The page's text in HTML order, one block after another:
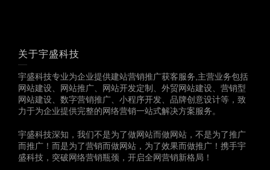
关于宇盛科技
宇盛科技专业为企业提供建站营销推广获客服务,主营业务包括
网站建设、网站推广、网站开发定制、外贸网站建设、营销型
网站建设、数字营销推广、小程序开发、品牌创意设计等，致
力于为企业提供完整的网络营销一站式解决方案服务。
宇盛科技深知，我们不是为了做网站而做网站，不是为了推广
而推广！而是为了营销而做网站，为了效果而做推广！携手宇
盛科技，突破网络营销瓶颈，开启全网营销新格局！